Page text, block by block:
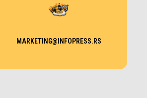
MARKETING@INFOPRESS.RS